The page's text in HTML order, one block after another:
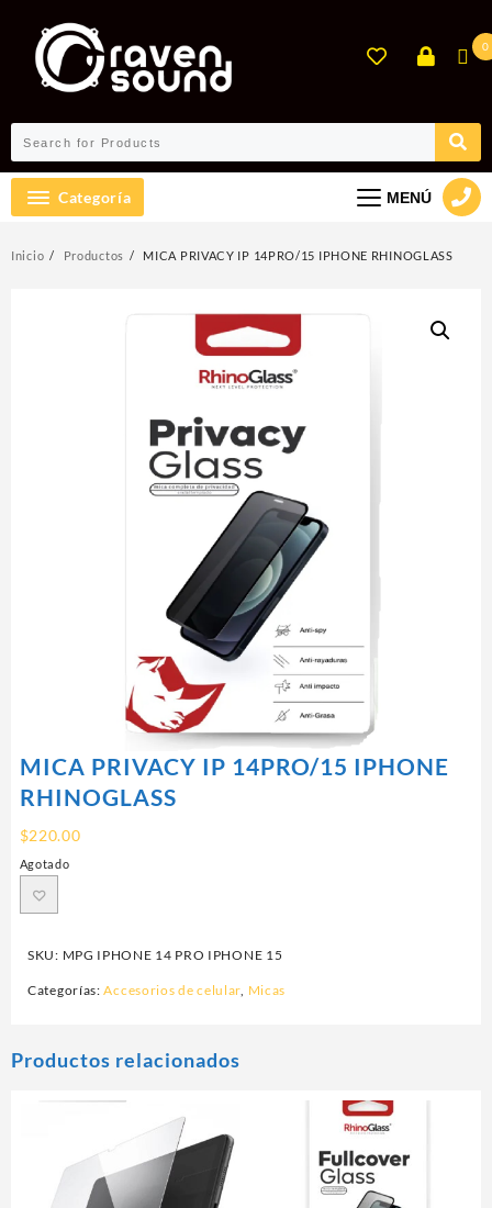
contenido
0
Categoría MENÚ
Inicio Productos MICA PRIVACY IP 14PRO/15 IPHONE RHINOGLASS
MICA PRIVACY IP 14PRO/15 IPHONE
RHINOGLASS
$220.00
Agotado
SKU: MPG IPHONE 14 PRO IPHONE 15
Categorías:Accesorios de celular, Micas
Productos relacionados